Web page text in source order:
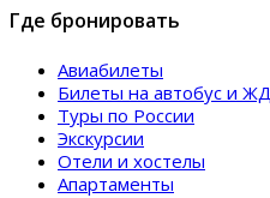
Где бронировать
Авиабилеты
Билеты на автобус и ЖД
Туры по России
Экскурсии
Отели и хостелы
Апартаменты